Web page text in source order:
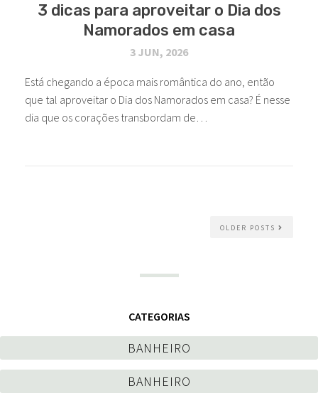
3 dicas para aproveitar o Dia dos
Namorados em casa
3 JUN, 2026
Está chegando a época mais romântica do ano, então
que tal aproveitar o Dia dos Namorados em casa? É nesse
dia que os corações transbordam de…
OLDER POSTS
CATEGORIAS
BANHEIRO
BANHEIRO